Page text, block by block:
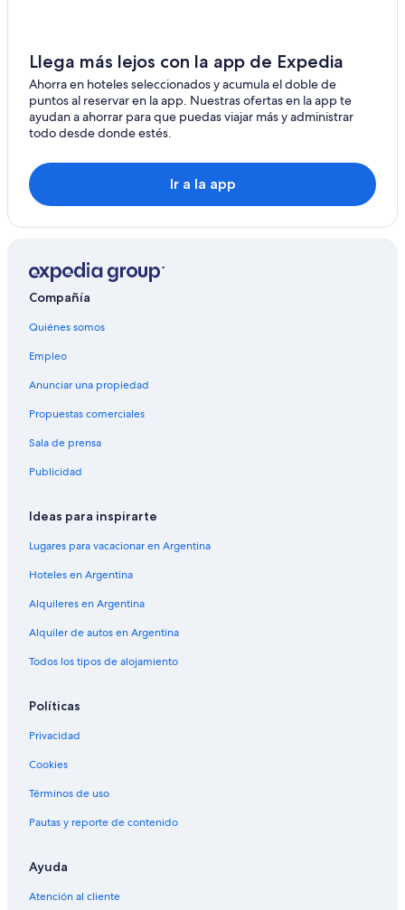
Llega más lejos con la app de Expedia
Ahorra en hoteles seleccionados y acumula el doble de
puntos al reservar en la app. Nuestras ofertas en la app te
ayudan a ahorrar para que puedas viajar más y administrar
todo desde donde estés.
Ir a la app
Compañía
Quiénes somos
Empleo
Anunciar una propiedad
Propuestas comerciales
Sala de prensa
Publicidad
Ideas para inspirarte
Lugares para vacacionar en Argentina
Hoteles en Argentina
Alquileres en Argentina
Alquiler de autos en Argentina
Todos los tipos de alojamiento
Políticas
Privacidad
Cookies
Términos de uso
Pautas y reporte de contenido
Ayuda
Atención al cliente